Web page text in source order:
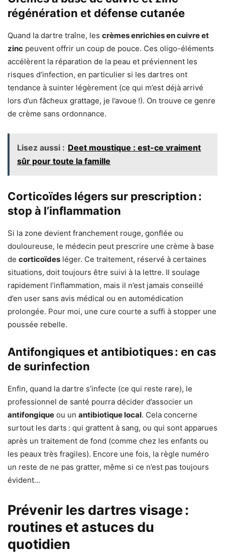
régénération et défense cutanée
Quand la dartre traîne, les crèmes enrichies en cuivre et
zinc peuvent offrir un coup de pouce. Ces oligo-éléments
accélèrent la réparation de la peau et préviennent les
risques d’infection, en particulier si les dartres ont
tendance à suinter légèrement (ce qui m’est déjà arrivé
lors d’un fâcheux grattage, je l’avoue !). On trouve ce genre
de crème sans ordonnance.
Lisez aussi : Deet moustique : est-ce vraiment
sûr pour toute la famille
Corticoïdes légers sur prescription :
stop à l’inflammation
Si la zone devient franchement rouge, gonflée ou
douloureuse, le médecin peut prescrire une crème à base
de corticoïdes léger. Ce traitement, réservé à certaines
situations, doit toujours être suivi à la lettre. Il soulage
rapidement l’inflammation, mais il n’est jamais conseillé
d’en user sans avis médical ou en automédication
prolongée. Pour moi, une cure courte a suffi à stopper une
poussée rebelle.
Antifongiques et antibiotiques : en cas
de surinfection
Enfin, quand la dartre s’infecte (ce qui reste rare), le
professionnel de santé pourra décider d’associer un
antifongique ou un antibiotique local. Cela concerne
surtout les darts : qui grattent à sang, ou qui sont apparues
après un traitement de fond (comme chez les enfants ou
les peaux très fragiles). Encore une fois, la règle numéro
un reste de ne pas gratter, même si ce n’est pas toujours
évident…
Prévenir les dartres visage :
routines et astuces du
quotidien